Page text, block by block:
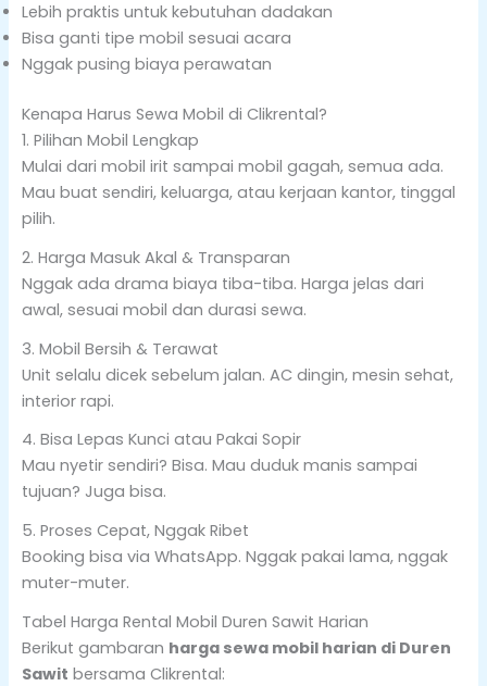
Lebih praktis untuk kebutuhan dadakan
Bisa ganti tipe mobil sesuai acara
Nggak pusing biaya perawatan
Kenapa Harus Sewa Mobil di Clikrental?
1. Pilihan Mobil Lengkap
Mulai dari mobil irit sampai mobil gagah, semua ada.
Mau buat sendiri, keluarga, atau kerjaan kantor, tinggal
pilih.
2. Harga Masuk Akal & Transparan
Nggak ada drama biaya tiba-tiba. Harga jelas dari
awal, sesuai mobil dan durasi sewa.
3. Mobil Bersih & Terawat
Unit selalu dicek sebelum jalan. AC dingin, mesin sehat,
interior rapi.
4. Bisa Lepas Kunci atau Pakai Sopir
Mau nyetir sendiri? Bisa. Mau duduk manis sampai
tujuan? Juga bisa.
5. Proses Cepat, Nggak Ribet
Booking bisa via WhatsApp. Nggak pakai lama, nggak
muter-muter.
Tabel Harga Rental Mobil Duren Sawit Harian
Berikut gambaran harga sewa mobil harian di Duren
Sawit bersama Clikrental: